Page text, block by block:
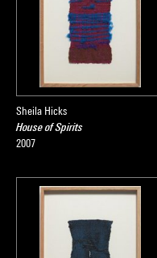
Sheila Hicks
House of Spirits
2007